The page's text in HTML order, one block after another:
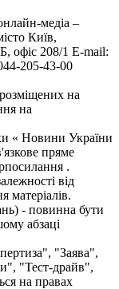
медіа –
Київ,
208/1 E-mail:
205-43-00
на
на
« Новини України
пряме
.
від
матеріалів.
- повинна бути
абзаці
"Заява",
"Тест-драйв",
на правах